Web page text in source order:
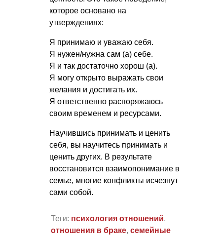
которое основано на
утверждениях:
Я принимаю и уважаю себя.
Я нужен/нужна сам (а) себе.
Я и так достаточно хорош (а).
Я могу открыто выражать свои
желания и достигать их.
Я ответственно распоряжаюсь
своим временем и ресурсами.
Научившись принимать и ценить
себя, вы научитесь принимать и
ценить других. В результате
восстановится взаимопонимание в
семье, многие конфликты исчезнут
сами собой.
Теги: психология отношений,
отношения в браке, семейные